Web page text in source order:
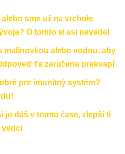
sme už na vrchole
O tomto si asi nevedel
malinovkou alebo vodou, aby
ťa zaručene prekvapí
pre imunitný systém?
ju dáš v tomto čase, zlepší ti
vedci